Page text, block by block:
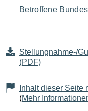
Betroffene
Stellungnahme-/
(PDF)
Inhalt dieser Seite
(Mehr